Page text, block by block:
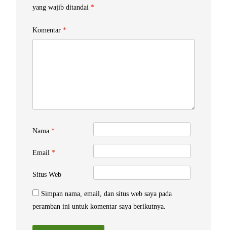
yang wajib ditandai *
Komentar *
Nama *
Email *
Situs Web
Simpan nama, email, dan situs web saya pada
peramban ini untuk komentar saya berikutnya.